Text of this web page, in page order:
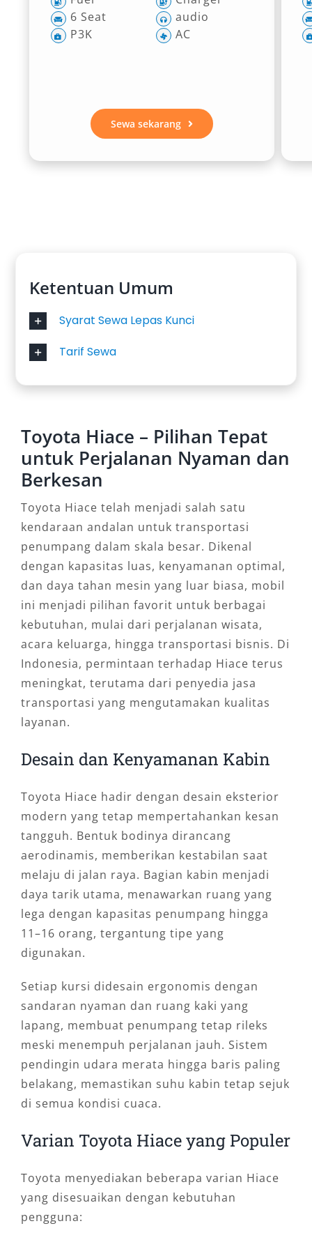
6 Seat
P3K
audio
AC
Sewa sekarang
Ketentuan Umum
Syarat Sewa Lepas Kunci
Tarif Sewa
Toyota Hiace – Pilihan Tepat
untuk Perjalanan Nyaman dan
Berkesan
Toyota Hiace telah menjadi salah satu
kendaraan andalan untuk transportasi
penumpang dalam skala besar. Dikenal
dengan kapasitas luas, kenyamanan optimal,
dan daya tahan mesin yang luar biasa, mobil
ini menjadi pilihan favorit untuk berbagai
kebutuhan, mulai dari perjalanan wisata,
acara keluarga, hingga transportasi bisnis. Di
Indonesia, permintaan terhadap Hiace terus
meningkat, terutama dari penyedia jasa
transportasi yang mengutamakan kualitas
layanan.
Desain dan Kenyamanan Kabin
Toyota Hiace hadir dengan desain eksterior
modern yang tetap mempertahankan kesan
tangguh. Bentuk bodinya dirancang
aerodinamis, memberikan kestabilan saat
melaju di jalan raya. Bagian kabin menjadi
daya tarik utama, menawarkan ruang yang
lega dengan kapasitas penumpang hingga
11–16 orang, tergantung tipe yang
digunakan.
Setiap kursi didesain ergonomis dengan
sandaran nyaman dan ruang kaki yang
lapang, membuat penumpang tetap rileks
meski menempuh perjalanan jauh. Sistem
pendingin udara merata hingga baris paling
belakang, memastikan suhu kabin tetap sejuk
di semua kondisi cuaca.
Varian Toyota Hiace yang Populer
Toyota menyediakan beberapa varian Hiace
yang disesuaikan dengan kebutuhan
pengguna: